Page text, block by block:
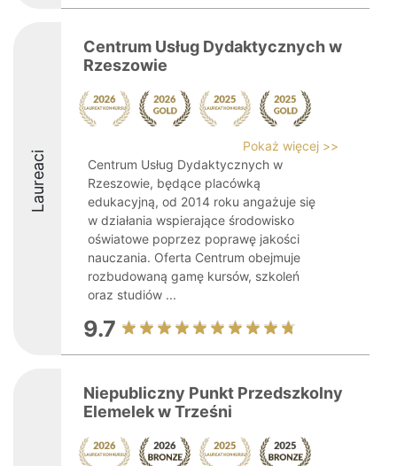
Laureaci
Centrum Usług Dydaktycznych w
Rzeszowie
Pokaż więcej >>
Centrum Usług Dydaktycznych w
Rzeszowie, będące placówką
edukacyjną, od 2014 roku angażuje się
w działania wspierające środowisko
oświatowe poprzez poprawę jakości
nauczania. Oferta Centrum obejmuje
rozbudowaną gamę kursów, szkoleń
oraz studiów ...
9.7
Niepubliczny Punkt Przedszkolny
Elemelek w Trześni